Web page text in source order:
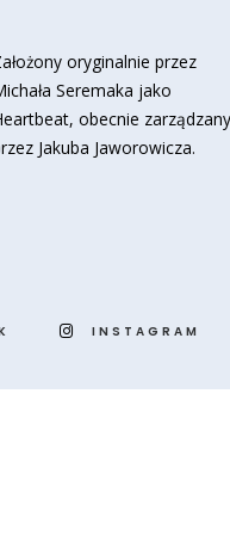
oryginalnie przez
Seremaka jako
obecnie
Jakuba Jaworowicza.
INSTAGRAM